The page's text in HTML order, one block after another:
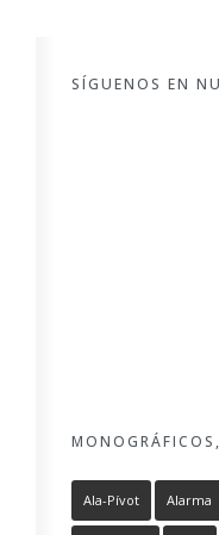
SÍGUENOS EN
Ala-Pívot Alarma